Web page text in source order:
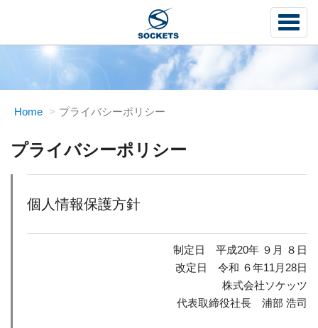
Home プライバシーポリシー
プライバシーポリシー
個人情報保護方針
制定日 平成20年 ９月 ８日
改定日 令和 ６年11月28日
株式会社ソケッツ
代表取締役社長 浦部 浩司